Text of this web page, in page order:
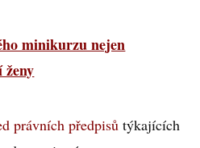
minikurzu nejen
právních předpisů týkajících